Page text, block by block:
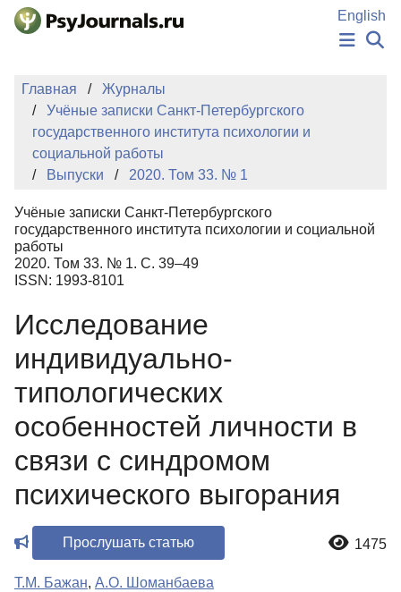
Перейти к основному содержанию
English
НОВОСТИ
ИЗДАНИЯ
ПОДАТЬ РУКОПИСЬ
БАЗА ЗНАНИЙ
КЛЮЧЕВЫЕ СЛОВА
Главная
Журналы
Учёные записки Санкт-Петербургского
государственного института психологии и
социальной работы
Выпуски
2020. Том 33. № 1
Учёные записки Санкт-Петербургского
государственного института психологии и социальной
работы
2020. Том 33. № 1. С. 39–49
ISSN: 1993-8101
Исследование
индивидуально-
типологических
особенностей личности в
связи с синдромом
психического выгорания
Прослушать статью 1475
Т.М. Бажан, А.О. Шоманбаева